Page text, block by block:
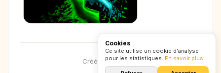
Créé avecCXZ .lol
Cookies
Ce site utilise un cookie d'analyse
pour les statistiques. En savoir plus